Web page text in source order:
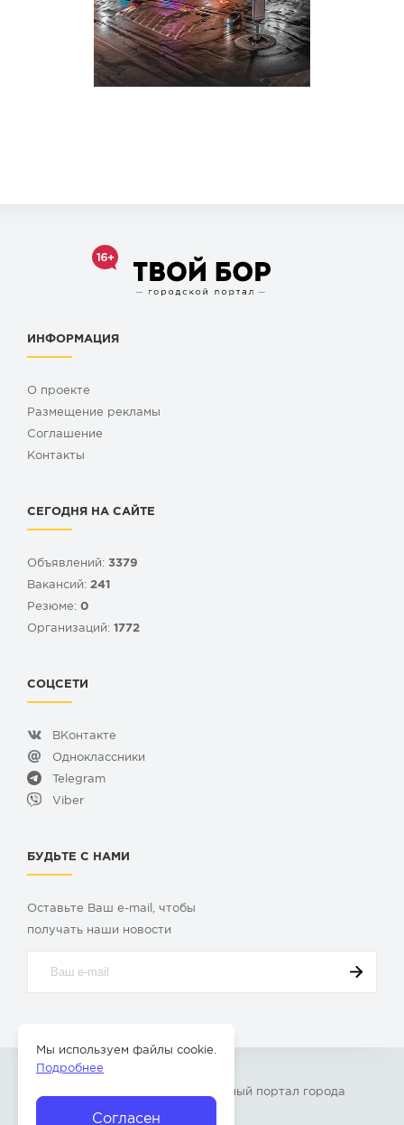
ИНФОРМАЦИЯ
О проекте
Размещение рекламы
Cоглашение
Контакты
СЕГОДНЯ НА САЙТЕ
Объявлений: 3379
Вакансий: 241
Резюме: 0
Организаций: 1772
СОЦСЕТИ
ВКонтакте
Одноклассники
Telegram
Viber
БУДЬТЕ С НАМИ
Оставьте Ваш e-mail, чтобы
получать наши новости
» – Главный портал города
Согласен
Мы используем файлы cookie.
Подробнее